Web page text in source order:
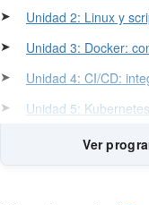
➤
Unidad 2: Linux y
➤
Unidad 3: Docker:
➤
Unidad 4: CI/CD:
➤
Unidad 5:
Ver